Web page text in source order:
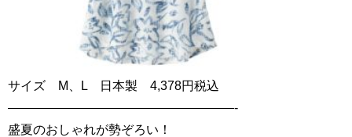
サイズ M、L 日本製 4,378円税込
——————————————————-
盛夏のおしゃれが勢ぞろい！